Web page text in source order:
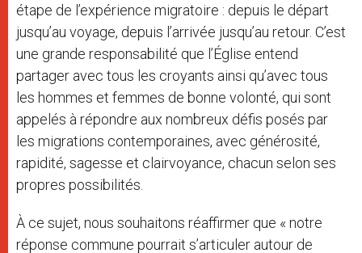
étape de l’expérience migratoire : depuis le départ
jusqu’au voyage, depuis l’arrivée jusqu’au retour. C’est
une grande responsabilité que l’Église entend
partager avec tous les croyants ainsi qu’avec tous
les hommes et femmes de bonne volonté, qui sont
appelés à répondre aux nombreux défis posés par
les migrations contemporaines, avec générosité,
rapidité, sagesse et clairvoyance, chacun selon ses
propres possibilités.
À ce sujet, nous souhaitons réaffirmer que « notre
réponse commune pourrait s’articuler autour de